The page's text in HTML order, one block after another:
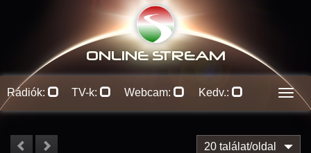
ONLINE STREAM
Rádiók: TV-k: Webcam: Kedv.:
20 találat/oldal